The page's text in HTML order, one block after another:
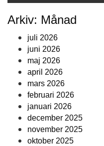
Arkiv: Månad
juli 2026
juni 2026
maj 2026
april 2026
mars 2026
februari 2026
januari 2026
december 2025
november 2025
oktober 2025